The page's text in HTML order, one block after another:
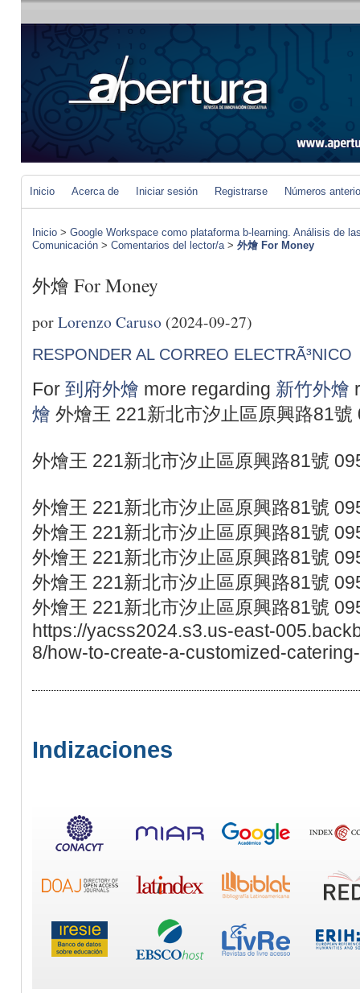
Inicio Acerca de Iniciar sesión Registrarse Números
Inicio > Google Workspace como plataforma b-learning. Análisis de
Comunicación > Comentarios del lector/a> 外燴 For Money
外燴 For Money
porLorenzo Caruso (2024-09-27)
RESPONDER AL CORREO ELECTRÃ³NICO
For 到府外燴 more regarding 新竹外燴
燴 外燴王 221新北市汐止區原興路81
外燴王 221新北市汐止區原興路81號
外燴王 221新北市汐止區原興路81號
外燴王 221新北市汐止區原興路81號
外燴王 221新北市汐止區原興路81號
外燴王 221新北市汐止區原興路81號
外燴王 221新北市汐止區原興路81號
https://yacss2024.s3.us-east-
8/how-to-create-a-customized-
Indizaciones